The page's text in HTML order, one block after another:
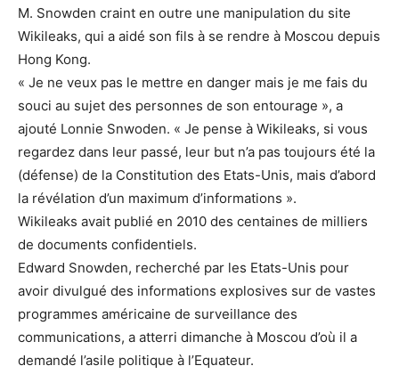
M. Snowden craint en outre une manipulation du site
Wikileaks, qui a aidé son fils à se rendre à Moscou depuis
Hong Kong.
« Je ne veux pas le mettre en danger mais je me fais du
souci au sujet des personnes de son entourage », a
ajouté Lonnie Snwoden. « Je pense à Wikileaks, si vous
regardez dans leur passé, leur but n’a pas toujours été la
(défense) de la Constitution des Etats-Unis, mais d’abord
la révélation d’un maximum d’informations ».
Wikileaks avait publié en 2010 des centaines de milliers
de documents confidentiels.
Edward Snowden, recherché par les Etats-Unis pour
avoir divulgué des informations explosives sur de vastes
programmes américaine de surveillance des
communications, a atterri dimanche à Moscou d’où il a
demandé l’asile politique à l’Equateur.